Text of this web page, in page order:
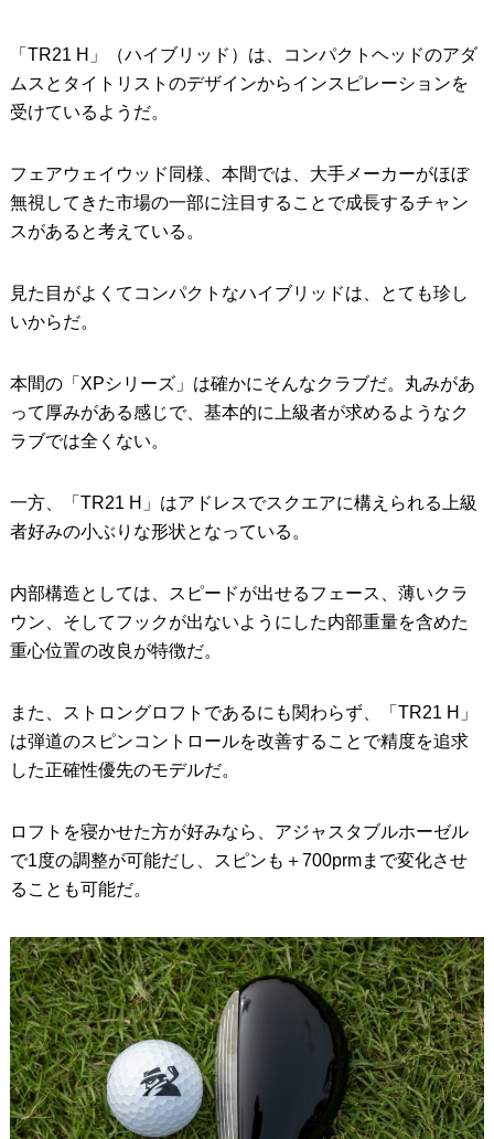
「TR21 H」（ハイブリッド）は、コンパクトヘッドのアダ
ムスとタイトリストのデザインからインスピレーションを
受けているようだ。
フェアウェイウッド同様、本間では、大手メーカーがほぼ
無視してきた市場の一部に注目することで成長するチャン
スがあると考えている。
見た目がよくてコンパクトなハイブリッドは、とても珍し
いからだ。
本間の「XPシリーズ」は確かにそんなクラブだ。丸みがあ
って厚みがある感じで、基本的に上級者が求めるようなク
ラブでは全くない。
一方、「TR21 H」はアドレスでスクエアに構えられる上級
者好みの小ぶりな形状となっている。
内部構造としては、スピードが出せるフェース、薄いクラ
ウン、そしてフックが出ないようにした内部重量を含めた
重心位置の改良が特徴だ。
また、ストロングロフトであるにも関わらず、「TR21 H」
は弾道のスピンコントロールを改善することで精度を追求
した正確性優先のモデルだ。
ロフトを寝かせた方が好みなら、アジャスタブルホーゼル
で1度の調整が可能だし、スピンも＋700prmまで変化させ
ることも可能だ。